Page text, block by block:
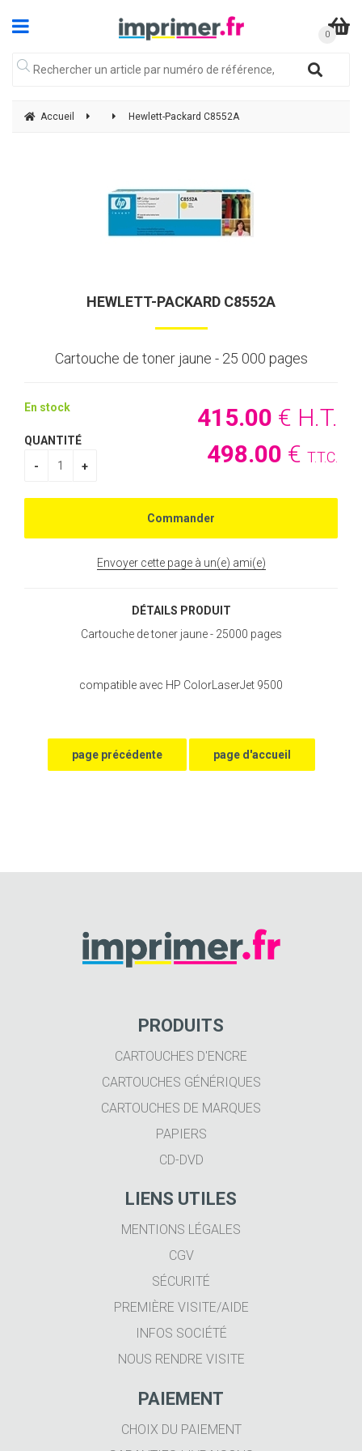
Accueil Hewlett-Packard C8552A
HEWLETT-PACKARD C8552A
Cartouche de toner jaune - 25 000 pages
415.00 € H.T.
498.00 € T.T.C.
En stock
QUANTITÉ
Envoyer cette page à un(e) ami(e)
DÉTAILS PRODUIT
Cartouche de toner jaune - 25000 pages
compatible avec HP ColorLaserJet 9500
PRODUITS
CARTOUCHES D'ENCRE
CARTOUCHES GÉNÉRIQUES
CARTOUCHES DE MARQUES
PAPIERS
CD-DVD
LIENS UTILES
MENTIONS LÉGALES
CGV
SÉCURITÉ
PREMIÈRE VISITE/AIDE
INFOS SOCIÉTÉ
NOUS RENDRE VISITE
PAIEMENT
CHOIX DU PAIEMENT